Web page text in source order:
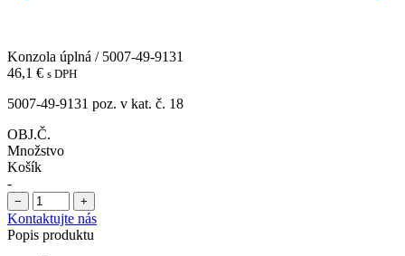
Konzola úplná / 5007-49-9131
46,1 € s DPH
5007-49-9131 poz. v kat. č. 18
OBJ.Č.
Množstvo
Košík
-
− +
Kontaktujte nás
Popis produktu